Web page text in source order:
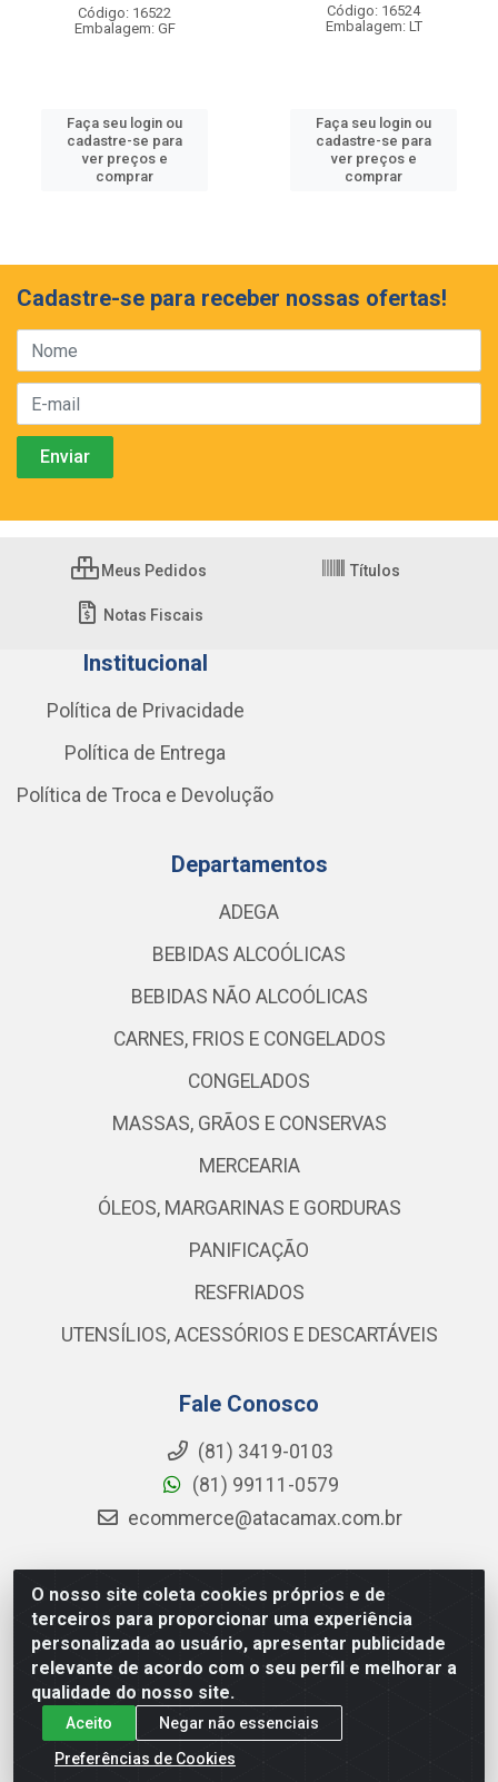
Código: 16522
Embalagem: GF
Faça seu login ou
cadastre-se para
ver preços e
comprar
Código: 16524
Embalagem: LT
Faça seu login ou
cadastre-se para
ver preços e
comprar
O nosso site coleta cookies próprios e de
terceiros para proporcionar uma experiência
personalizada ao usuário, apresentar publicidade
relevante de acordo com o seu perfil e melhorar a
qualidade do nosso site.
Aceito
Negar não essenciais
Preferências de Cookies
Cadastre-se para receber nossas ofertas!
Meus Pedidos Títulos
Notas Fiscais
Institucional
Política de Privacidade
Política de Entrega
Política de Troca e Devolução
Departamentos
ADEGA
BEBIDAS ALCOÓLICAS
BEBIDAS NÃO ALCOÓLICAS
CARNES, FRIOS E CONGELADOS
CONGELADOS
MASSAS, GRÃOS E CONSERVAS
MERCEARIA
ÓLEOS, MARGARINAS E GORDURAS
PANIFICAÇÃO
RESFRIADOS
UTENSÍLIOS, ACESSÓRIOS E DESCARTÁVEIS
Fale Conosco
(81) 3419-0103
(81) 99111-0579
ecommerce@atacamax.com.br
Atacamax Importadora de Alimentos LTDA - RODOVIA BR-
101 - SUL, KM 79,60 GP E GALPAO:D - Muribeca, Jaboatão dos
Guararapes - PE, 54355-010 - CNPJ 08.305.623/0001-84